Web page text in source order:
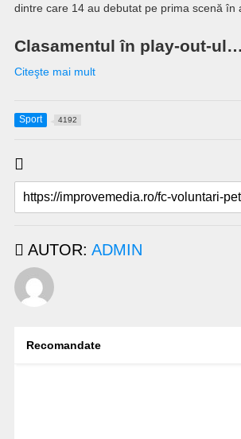
dintre care 14 au debutat pe prima scenă în
Clasamentul în play-out-ul…
Citeşte mai mult
Sport 4192
AUTOR: ADMIN
Recomandate